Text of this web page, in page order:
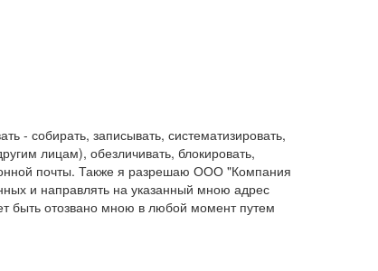
собирать, записывать, систематизировать,
лицам), обезличивать, блокировать,
почты. Также я разрешаю ООО "Компания
и направлять на указанный мною адрес
быть отозвано мною в любой момент путем